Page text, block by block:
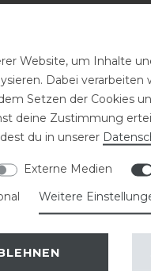
das
Website, um Inhalte
Dabei verarbeiten
Setzen der Cookies
deine Zustimmung
du in unserer
Externe Medien
Weitere